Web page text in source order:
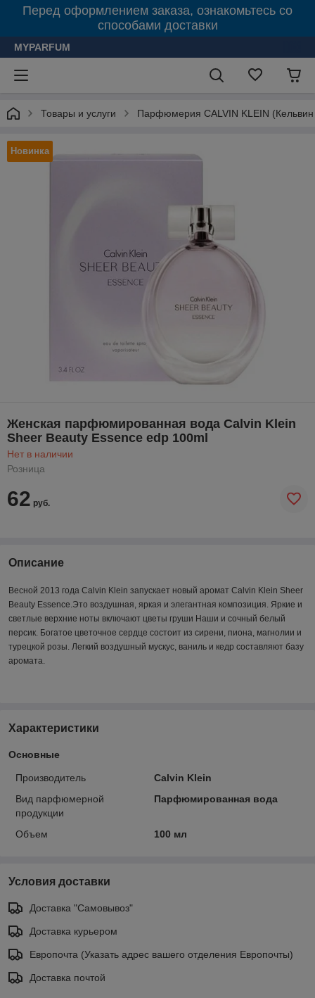
Перед оформлением заказа, ознакомьтесь со
способами доставки
MYPARFUM
Товары и услуги Парфюмерия CALVIN KLEIN
Новинка
Женская парфюмированная вода Calvin Klein
Sheer Beauty Essence edp 100ml
Нет в наличии
Розница
62 руб.
Описание
Весной 2013 года Calvin Klein запускает новый аромат Calvin Klein Sheer
Beauty Essence.Это воздушная, яркая и элегантная композиция. Яркие и
светлые верхние ноты включают цветы груши Наши и сочный белый
персик. Богатое цветочное сердце состоит из сирени, пиона, магнолии и
турецкой розы. Легкий воздушный мускус, ваниль и кедр составляют базу
аромата.
Характеристики
Основные
Производитель
Calvin Klein
Вид парфюмерной
продукции
Парфюмированная вода
Объем 100 мл
Условия доставки
Доставка "Самовывоз"
Доставка курьером
Европочта (Указать адрес вашего отделения Европочты)
Доставка почтой